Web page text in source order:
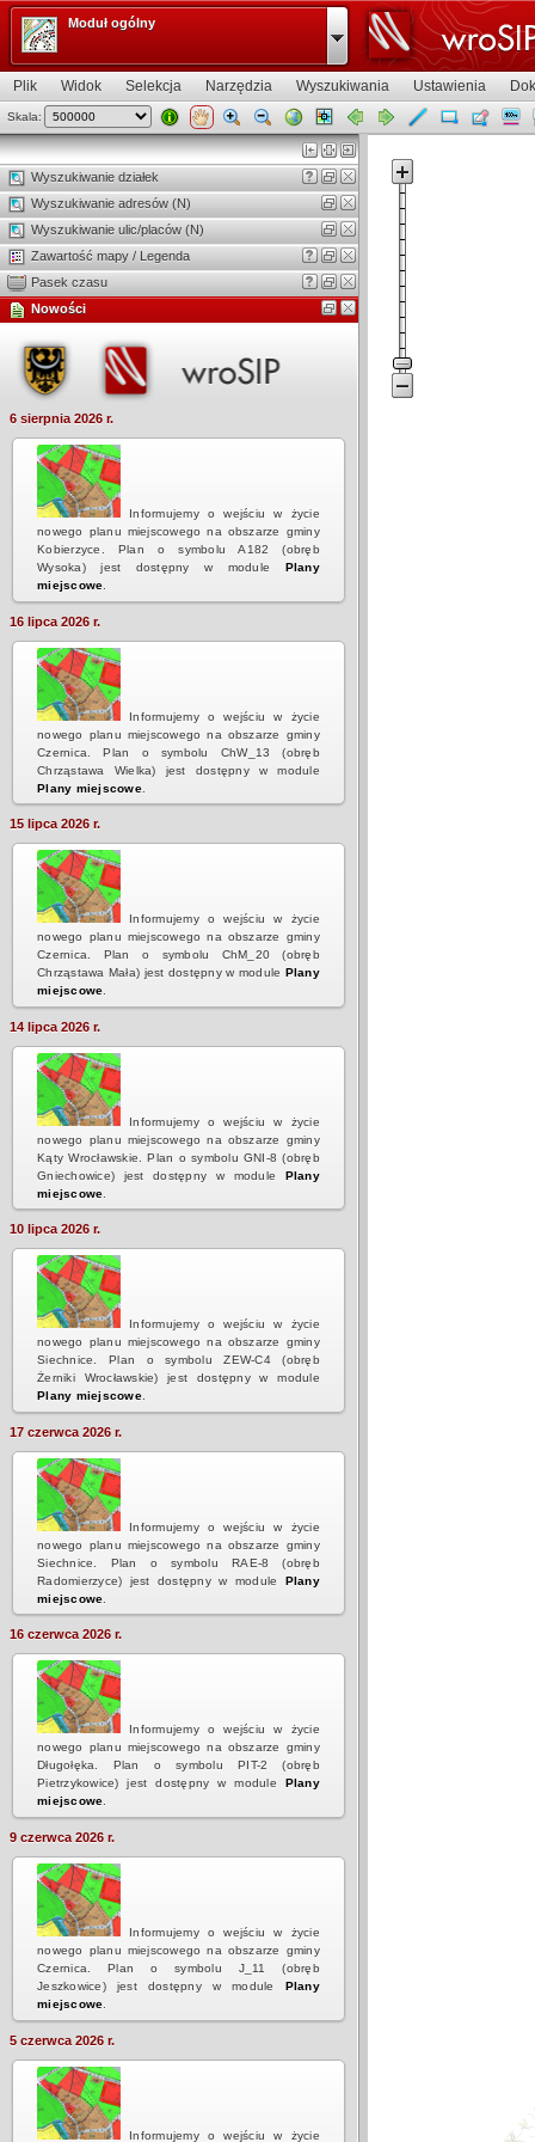
Plik Widok Selekcja Narzędzia Wyszukiwania Ustawienia
Skala:
Wyszukiwanie działek
Wyszukiwanie adresów (N)
Wyszukiwanie ulic/placów (N)
Zawartość mapy / Legenda
Pasek czasu
Nowości
Widok mapy
Moduł ogólny